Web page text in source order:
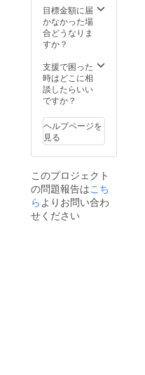
予定で
す。PC
などの
自身で
のご用
意くだ
さいま
各人の
以下リ
ンクよ
りご確
認くだ
さい。
※画像掲
載上限
ア：約
60分 ・
有効期
6月30日
まで ・
受講方
法 ：オ
ン
（zoom
を使用
予定）
オンラ
イン商
談ツー
ルを使
トの開
催は首
都圏
川）を
予定し
ており
ます。
日程や
スケ
ジュー
ルなど
旬を予
定して
おりま
すが、
正式に
しま
す。 ※
田中さ
んを自
きに使
える権
利は遠
方の場
相談、
移動時
間は実
費 ※禁
・公序
良俗に
反する
内容 ・
遂行に
ジェク
トの1つ
のピー
スとな
レジッ
トを通
じて、
コミュ
の成長
等へご
支援頂
いてい
を参加
者の
方々に
も伝達
するこ
目標金額に届
かなかった場
合どうなりま
すか？
支援で困った
時はどこに相
談したらいい
ですか？
ヘルプページを
見る
このプロジェクト
の問題報告はこち
ら よりお問い合わ
せください